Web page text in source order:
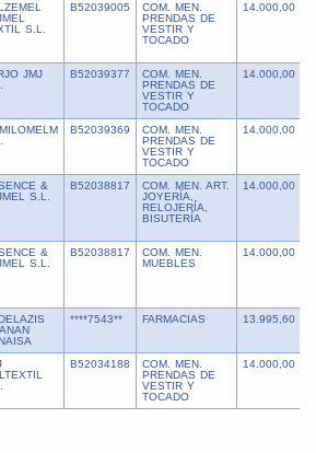
S.L.
B52039005
COM. MEN.
PRENDAS DE
VESTIR Y
TOCADO
14.000,00
JMJ
B52039377
COM. MEN.
PRENDAS DE
VESTIR Y
TOCADO
14.000,00
B52039369
COM. MEN.
PRENDAS DE
VESTIR Y
TOCADO
14.000,00
&
S.L.
B52038817
COM. MEN. ART.
JOYERÍA,
RELOJERÍA,
BISUTERÍA
14.000,00
&
S.L.
B52038817
COM. MEN.
MUEBLES
14.000,00
****7543** FARMACIAS 13.995,60
B52034188
COM. MEN.
PRENDAS DE
VESTIR Y
TOCADO
14.000,00